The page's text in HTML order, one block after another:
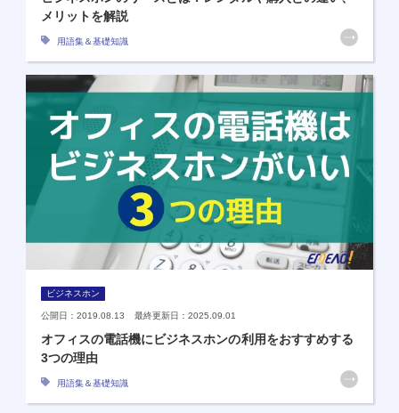
メリットを解説
用語集＆基礎知識
ビジネスホン
公開日：2019.08.13 最終更新日：2025.09.01
オフィスの電話機にビジネスホンの利用をおすすめする
3つの理由
用語集＆基礎知識